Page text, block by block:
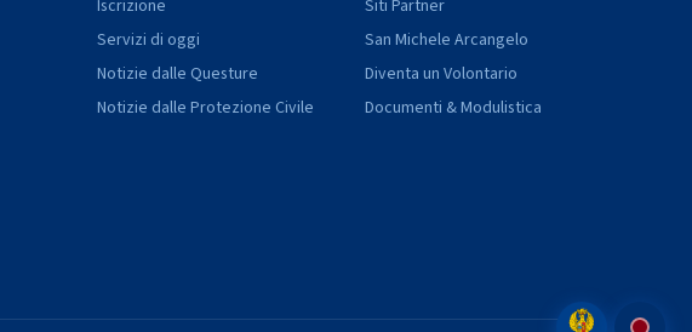
Iscrizione
Servizi di oggi
Notizie dalle Questure
Notizie dalle Protezione Civile
Siti Partner
San Michele Arcangelo
Diventa un Volontario
Documenti & Modulistica